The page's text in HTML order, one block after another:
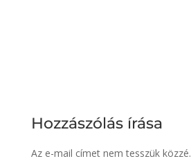
Hozzászólás írása
Az e-mail címet nem tesszük közzé.